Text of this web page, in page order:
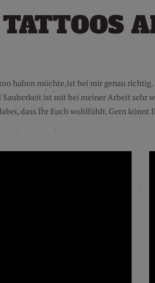
TATTOOS
haben möchte,ist bei mir genau
ist mit bei meiner Arbeit
dass Ihr Euch wohlfühlt. Gern